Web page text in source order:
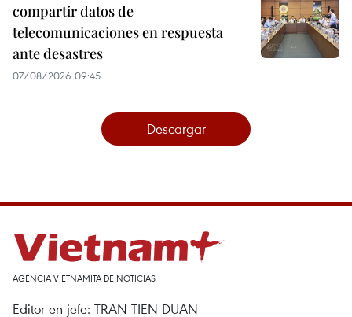
compartir datos de
telecomunicaciones en respuesta
ante desastres
07/08/2026 09:45
Descargar
AGENCIA VIETNAMITA DE NOTICIAS
Editor en jefe: TRAN TIEN DUAN